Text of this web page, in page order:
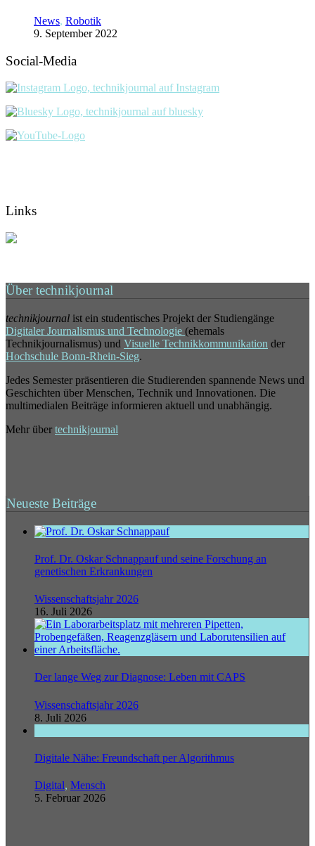
News, Robotik
9. September 2022
Social-Media
Links
Über technikjournal
technikjournal ist ein studentisches Projekt der Studiengänge
Digitaler Journalismus und Technologie (ehemals
Technikjournalismus) und Visuelle Technikkommunikation der
Hochschule Bonn-Rhein-Sieg.
Jedes Semester präsentieren die Studierenden spannende News und
Geschichten über Menschen, Technik und Innovationen. Die
multimedialen Beiträge informieren aktuell und unabhängig.
Mehr über technikjournal
Neueste Beiträge
Prof. Dr. Oskar Schnappauf und seine Forschung an
genetischen Erkrankungen
Wissenschaftsjahr 2026
16. Juli 2026
Der lange Weg zur Diagnose: Leben mit CAPS
Wissenschaftsjahr 2026
8. Juli 2026
Digitale Nähe: Freundschaft per Algorithmus
Digital, Mensch
5. Februar 2026